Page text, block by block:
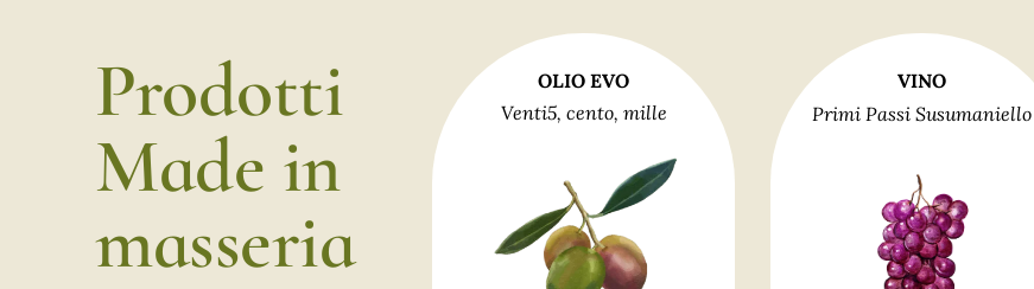
Prodotti
Made in
masseria
OLIO EVO
Venti5, cento, mille
VINO
Primi Passi Susumaniello